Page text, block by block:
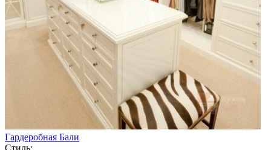
Гардеробная Бали
Стиль: